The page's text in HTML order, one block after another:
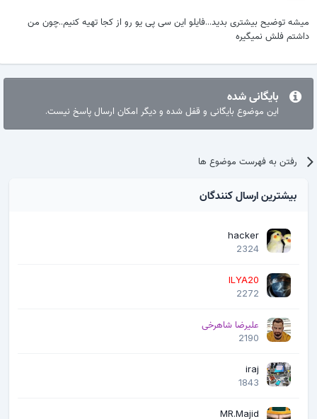
میشه توضیح بیشتری بدید...فایلو این سی پی یو رو از کجا تهیه کنیم..چون من
داشتم فلش نمیگیره
بایگانی شده
این موضوع بایگانی و قفل شده و دیگر امکان ارسال پاسخ نیست.
رفتن به فهرست موضوع ها
بیشترین ارسال کنندگان
hacker
2324
ILYA20
2272
علیرضا شاهرخی
2190
iraj
1843
MR.Majid